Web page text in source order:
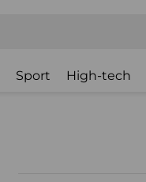
Sport High-tech